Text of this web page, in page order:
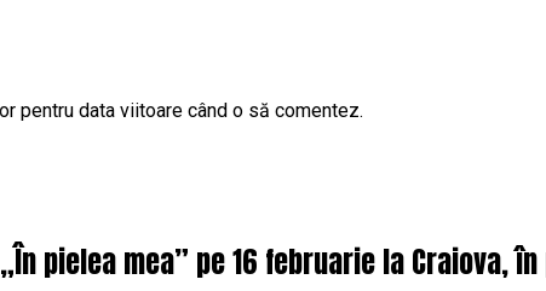
pentru data viitoare când o să comentez.
pielea mea” pe 16 februarie la Craiova,